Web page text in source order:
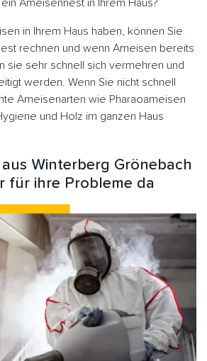
Ameisennest in Ihrem Haus?
in Ihrem Haus haben, können Sie
rechnen und wenn Ameisen bereits
sie sehr schnell sich vermehren und
werden. Wenn Sie nicht schnell
Ameisenarten wie Pharaoameisen
und Holz im ganzen Haus
Winterberg Grönebach
für ihre Probleme da